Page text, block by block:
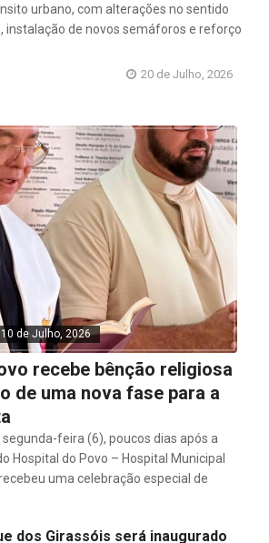
urbano, com alterações no sentido
instalação de novos semáforos e reforço
20 de Julho, 2026
10 de Julho, 2026
recebe bênção religiosa
de uma nova fase para a
feira (6), poucos dias após a
Hospital do Povo – Hospital Municipal
uma celebração especial de
dos Girassóis será inaugurado